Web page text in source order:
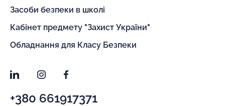
Засоби безпеки в школі
Кабінет предмету "Захист України"
Обладнання для Класу Безпеки
LinkedInInstagramFacebook
+380 661917371